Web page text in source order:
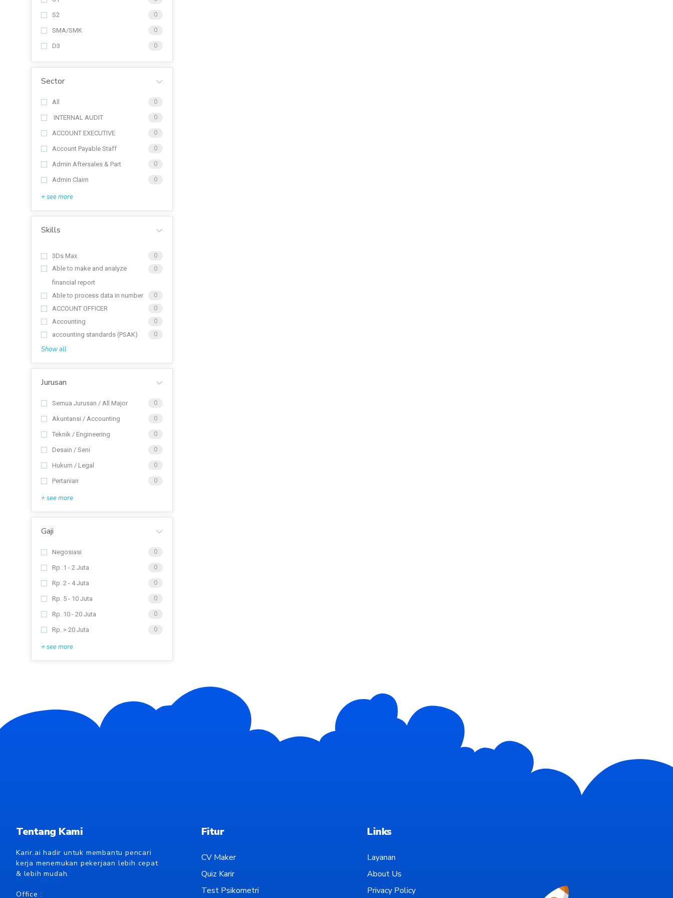
S2 0
SMA/SMK 0
D3 0
Sector
All 0
INTERNAL AUDIT 0
ACCOUNT EXECUTIVE 0
Account Payable Staff 0
Admin Aftersales & Part 0
Admin Claim 0
+ see more
Skills
3Ds Max
0
Able to make and analyze
financial report
0
Able to process data in number
0
ACCOUNT OFFICER
0
Accounting
0
accounting standards (PSAK)
0
Show all
Jurusan
Semua Jurusan / All Major 0
Akuntansi / Accounting 0
Teknik / Engineering 0
Desain / Seni 0
Hukum / Legal 0
Pertanian 0
+ see more
Gaji
Negosiasi 0
Rp. 1 - 2 Juta 0
Rp. 2 - 4 Juta 0
Rp. 5 - 10 Juta 0
Rp. 10 - 20 Juta 0
Rp. > 20 Juta 0
+ see more
Tentang Kami
Karir.ai hadir untuk membantu pencari
kerja menemukan pekerjaan lebih cepat
& lebih mudah.
Office :
Fitur
CV Maker
Quiz Karir
Test Psikometri
Links
Layanan
About Us
Privacy Policy